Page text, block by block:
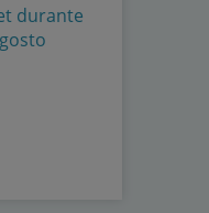
durante